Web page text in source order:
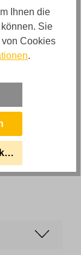
Ihnen die
Sie
Cookies
.